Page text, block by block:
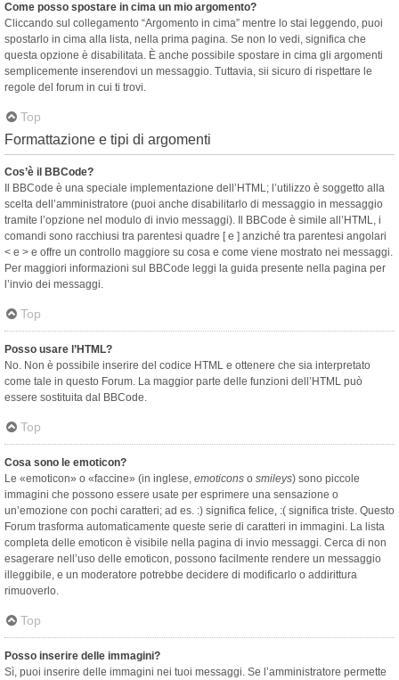
Come posso spostare in cima un mio argomento?
Cliccando sul collegamento “Argomento in cima” mentre lo stai leggendo, puoi
spostarlo in cima alla lista, nella prima pagina. Se non lo vedi, significa che
questa opzione è disabilitata. È anche possibile spostare in cima gli argomenti
semplicemente inserendovi un messaggio. Tuttavia, sii sicuro di rispettare le
regole del forum in cui ti trovi.
Top
Formattazione e tipi di argomenti
Cos’è il BBCode?
Il BBCode è una speciale implementazione dell’HTML; l’utilizzo è soggetto alla
scelta dell’amministratore (puoi anche disabilitarlo di messaggio in messaggio
tramite l’opzione nel modulo di invio messaggi). Il BBCode è simile all’HTML, i
comandi sono racchiusi tra parentesi quadre [ e ] anziché tra parentesi angolari
< e > e offre un controllo maggiore su cosa e come viene mostrato nei messaggi.
Per maggiori informazioni sul BBCode leggi la guida presente nella pagina per
l’invio dei messaggi.
Top
Posso usare l’HTML?
No. Non è possibile inserire del codice HTML e ottenere che sia interpretato
come tale in questo Forum. La maggior parte delle funzioni dell’HTML può
essere sostituita dal BBCode.
Top
Cosa sono le emoticon?
Le «emoticon» o «faccine» (in inglese, emoticons o smileys) sono piccole
immagini che possono essere usate per esprimere una sensazione o
un’emozione con pochi caratteri; ad es. :) significa felice, :( significa triste. Questo
Forum trasforma automaticamente queste serie di caratteri in immagini. La lista
completa delle emoticon è visibile nella pagina di invio messaggi. Cerca di non
esagerare nell’uso delle emoticon, possono facilmente rendere un messaggio
illeggibile, e un moderatore potrebbe decidere di modificarlo o addirittura
rimuoverlo.
Top
Posso inserire delle immagini?
Sì, puoi inserire delle immagini nei tuoi messaggi. Se l’amministratore permette